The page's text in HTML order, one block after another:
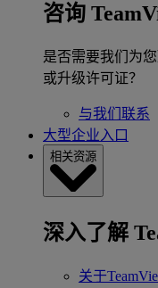
咨询
是否需要我们为
或升级许可证？
与我们联系
大型企业入口
相关资源
深入了解
关于